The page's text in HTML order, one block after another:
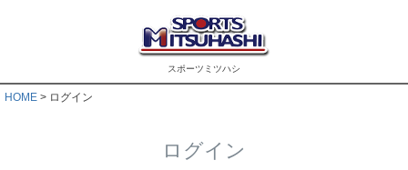
スポーツミツハシ
HOME ログイン
ログイン